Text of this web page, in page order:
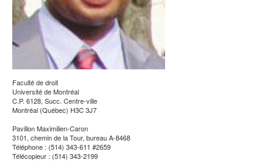
Faculté de droit
Université de Montréal
C.P. 6128, Succ. Centre-ville
Montréal (Québec) H3C 3J7
Pavillon Maximilien-Caron
3101, chemin de la Tour, bureau A-8468
Téléphone : (514) 343-611 #2659
Télécopieur : (514) 343-2199